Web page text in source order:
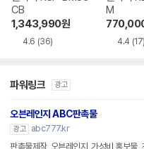
CB
1,343,990원
4.6 (36)
M
4.4 (17)
파워링크 광고
오븐레인지 ABC판촉물
광고
abc777.kr
판촉물제작, 오븐레인지, 가성비 홍보물,